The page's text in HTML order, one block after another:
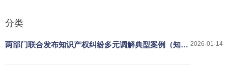
分类
2026-01-14
两部门联合发布知识产权纠纷多元调解典型案例（知识